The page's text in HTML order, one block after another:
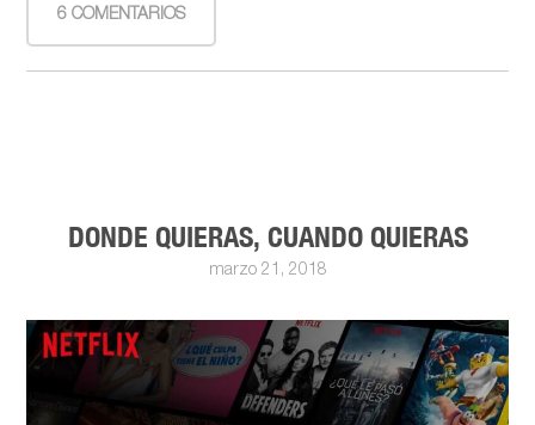
6 COMENTARIOS
DONDE QUIERAS, CUANDO QUIERAS
marzo 21, 2018